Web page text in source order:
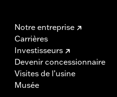
Notre entreprise
Carrières
Investisseurs
Devenir concessionnaire
Visites de l’usine
Musée